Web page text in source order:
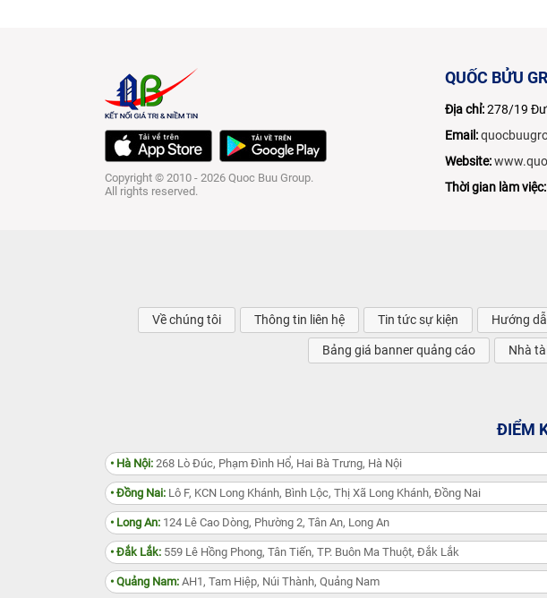
Copyright © 2010 - 2026 Quoc Buu Group.
All rights reserved.
QUỐC BỬU
Địa chỉ:278/19
Email:
Website:
Thời gian làm việc:
Về chúng tôi Thông tin liên hệ Tin tức sự kiện Hướng
Bảng giá banner quảng cáo Nhà
ĐIỂM
• Hà Nội: 268 Lò Đúc, Phạm Đình Hổ, Hai Bà Trưng, Hà Nội
• Đồng Nai: Lô F, KCN Long Khánh, Bình Lộc, Thị Xã Long Khánh, Đồng Nai
• Long An: 124 Lê Cao Dòng, Phường 2, Tân An, Long An
• Đắk Lắk: 559 Lê Hồng Phong, Tân Tiến, TP. Buôn Ma Thuột, Đắk Lắk
• Quảng Nam: AH1, Tam Hiệp, Núi Thành, Quảng Nam